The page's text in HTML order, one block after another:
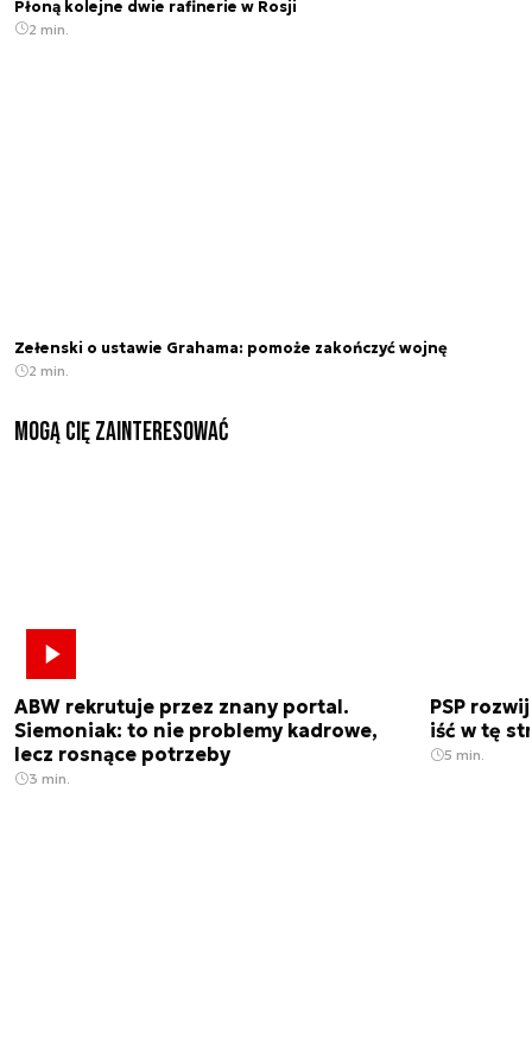
Płoną kolejne dwie rafinerie w Rosji
2 min.
Zełenski o ustawie Grahama: pomoże zakończyć wojnę
2 min.
Mogą Cię zainteresować
ABW rekrutuje przez znany portal.
Siemoniak: to nie problemy kadrowe,
lecz rosnące potrzeby
3 min.
PSP
iść w tę
5 min.